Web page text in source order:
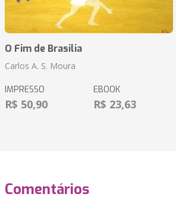
O Fim de Brasilia
Carlos A. S. Moura
IMPRESSO
R$ 50,90
EBOOK
R$ 23,63
Comentários